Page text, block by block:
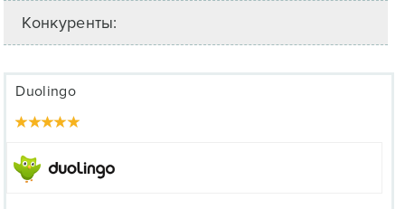
Конкуренты:
Duolingo